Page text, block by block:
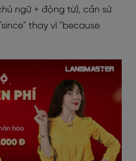
ngữ + động từ), cần sử
thay vì "because